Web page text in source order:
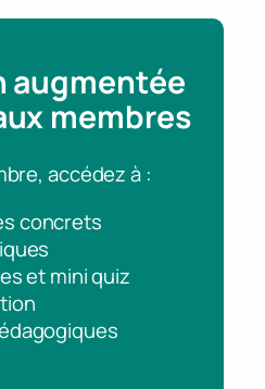
augmentée
membres
accédez à :
concrets
et mini quiz